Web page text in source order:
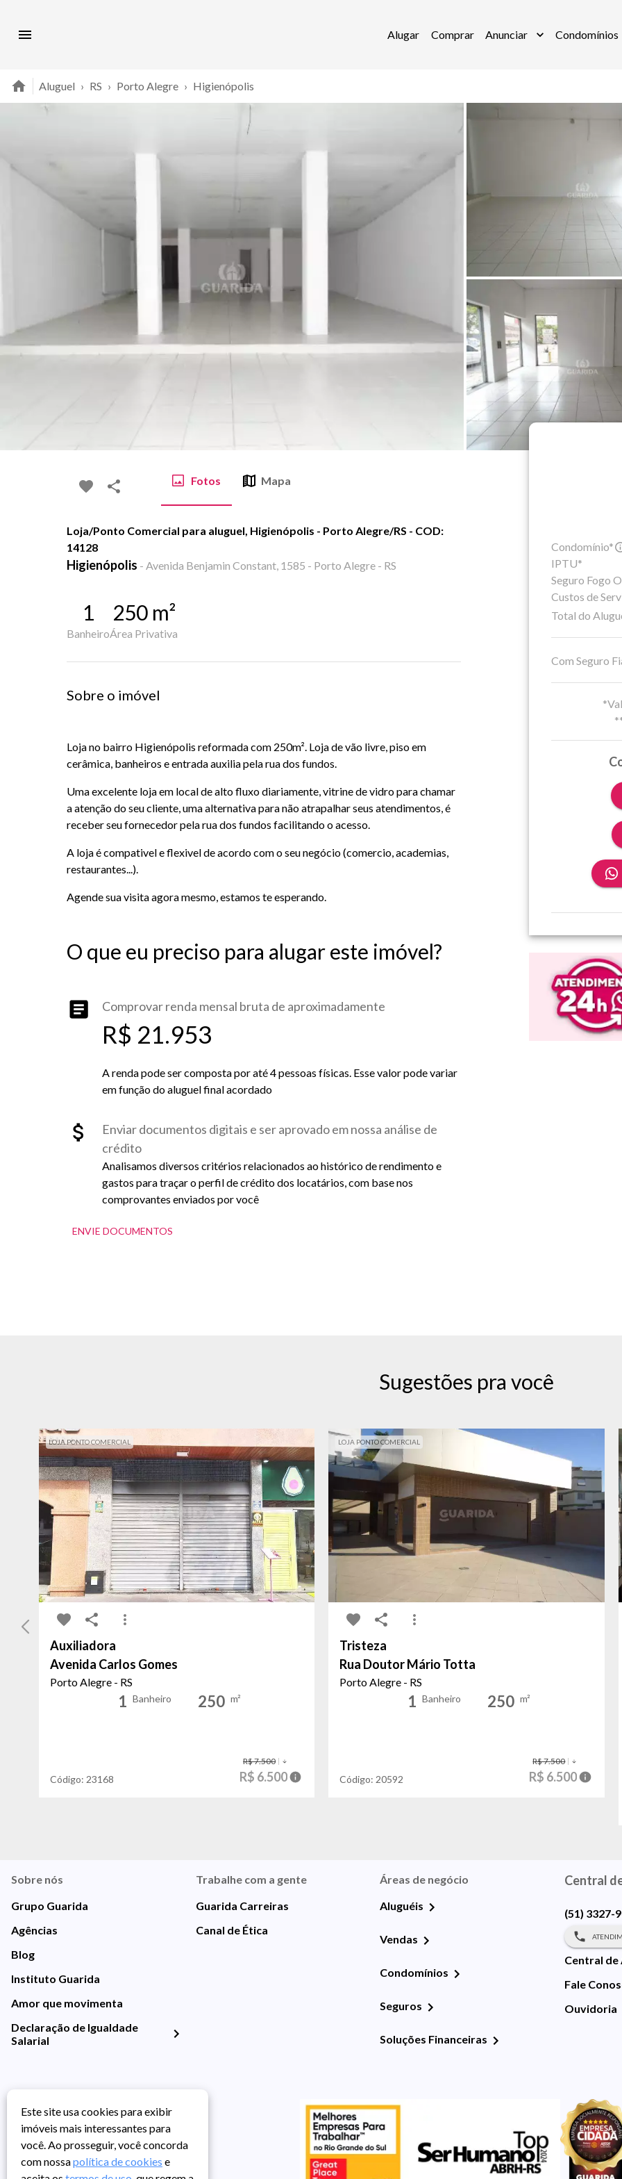
Alugar Comprar Anunciar Condomínios
Aluguel › RS › Porto Alegre › Higienópolis
Fotos Mapa
Loja/Ponto Comercial para aluguel, Higienópolis - Porto Alegre/RS - COD:
14128
Higienópolis - Avenida Benjamin Constant, 1585 - Porto Alegre - RS
1
Banheiro
250 m²
Área Privativa
Sobre o imóvel
Loja no bairro Higienópolis reformada com 250m². Loja de vão livre, piso em
cerâmica, banheiros e entrada auxilia pela rua dos fundos.
Uma excelente loja em local de alto fluxo diariamente, vitrine de vidro para chamar
a atenção do seu cliente, uma alternativa para não atrapalhar seus atendimentos, é
receber seu fornecedor pela rua dos fundos facilitando o acesso.
A loja é compativel e flexivel de acordo com o seu negócio (comercio, academias,
restaurantes...).
Agende sua visita agora mesmo, estamos te esperando.
O que eu preciso para alugar este imóvel?
Comprovar renda mensal bruta de aproximadamente
R$ 21.953
A renda pode ser composta por até 4 pessoas físicas. Esse valor pode variar
em função do aluguel final acordado
Enviar documentos digitais e ser aprovado em nossa análise de
crédito
Analisamos diversos critérios relacionados ao histórico de rendimento e
gastos para traçar o perfil de crédito dos locatários, com base nos
comprovantes enviados por você
ENVIE DOCUMENTOS
Condomínio*
IPTU*
Seguro Fogo
Custos de
Total do
Com Seguro
Sugestões pra você
LOJA PONTO COMERCIAL
Auxiliadora
Avenida Carlos Gomes
Porto Alegre - RS
1 Banheiro 250 m²
Código: 23168
R$ 7.500
R$ 6.500
LOJA PONTO COMERCIAL
Tristeza
Rua Doutor Mário Totta
Porto Alegre - RS
1 Banheiro 250 m²
Código: 20592
R$ 7.500
R$ 6.500
Sobre nós
Grupo Guarida
Agências
Blog
Instituto Guarida
Amor que movimenta
Declaração de Igualdade
Salarial
Trabalhe com a gente
Guarida Carreiras
Canal de Ética
Áreas de negócio
Aluguéis
Vendas
Condomínios
Seguros
Soluções Financeiras
Central
(51) 3327-
Central de
Fale
Ouvidoria
Este site usa cookies para exibir
imóveis mais interessantes para
você. Ao prosseguir, você concorda
com nossapolítica de cookies e